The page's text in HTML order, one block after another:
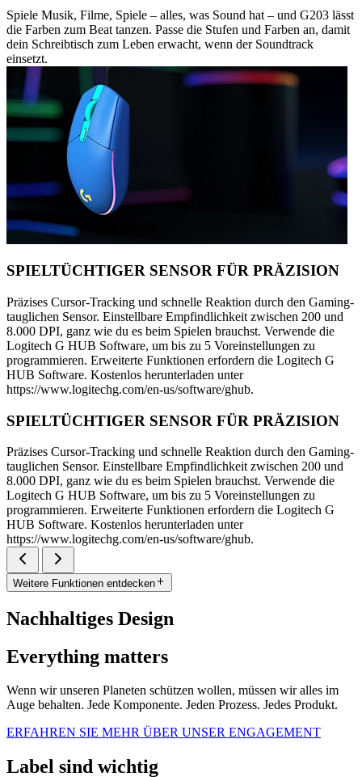
Spiele Musik, Filme, Spiele – alles, was Sound hat – und G203 lässt
die Farben zum Beat tanzen. Passe die Stufen und Farben an, damit
dein Schreibtisch zum Leben erwacht, wenn der Soundtrack
einsetzt.
SPIELTÜCHTIGER SENSOR FÜR PRÄZISION
Präzises Cursor-Tracking und schnelle Reaktion durch den Gaming-
tauglichen Sensor. Einstellbare Empfindlichkeit zwischen 200 und
8.000 DPI, ganz wie du es beim Spielen brauchst. Verwende die
Logitech G HUB Software, um bis zu 5 Voreinstellungen zu
programmieren. Erweiterte Funktionen erfordern die Logitech G
HUB Software. Kostenlos herunterladen unter
https://www.logitechg.com/en-us/software/ghub.
SPIELTÜCHTIGER SENSOR FÜR PRÄZISION
Präzises Cursor-Tracking und schnelle Reaktion durch den Gaming-
tauglichen Sensor. Einstellbare Empfindlichkeit zwischen 200 und
8.000 DPI, ganz wie du es beim Spielen brauchst. Verwende die
Logitech G HUB Software, um bis zu 5 Voreinstellungen zu
programmieren. Erweiterte Funktionen erfordern die Logitech G
HUB Software. Kostenlos herunterladen unter
https://www.logitechg.com/en-us/software/ghub.
Weitere Funktionen entdecken
Nachhaltiges Design
Everything matters
Wenn wir unseren Planeten schützen wollen, müssen wir alles im
Auge behalten. Jede Komponente. Jeden Prozess. Jedes Produkt.
ERFAHREN SIE MEHR ÜBER UNSER ENGAGEMENT
Label sind wichtig